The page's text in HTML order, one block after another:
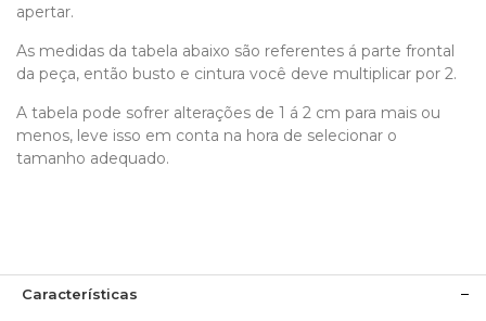
apertar.
As medidas da tabela abaixo são referentes á parte frontal
da peça, então busto e cintura você deve multiplicar por 2.
A tabela pode sofrer alterações de 1 á 2 cm para mais ou
menos, leve isso em conta na hora de selecionar o
tamanho adequado.
Características